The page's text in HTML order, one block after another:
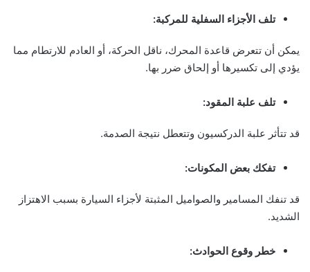
تلف الأجزاء السفلية للمركبة:
يمكن أن تتعرض قاعدة المحرك، ناقل الحركة، أو العادم للارتطام مما
يؤدي إلى تكسيرها أو إلحاق ضرر بها.
تلف علبة المقود:
قد تتأثر علبة الدركسيون وتتعطل نتيجة الصدمة.
تفكك بعض المكونات:
قد تنفك المسامير والصواميل المثبتة لأجزاء السيارة بسبب الاهتزاز
الشديد.
خطر وقوع الحوادث: